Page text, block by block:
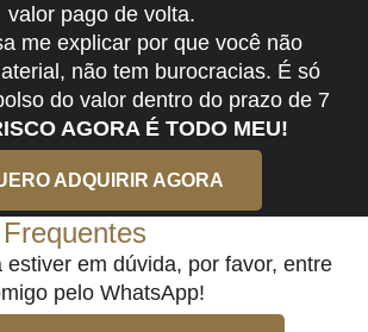
valor pago de volta.
me explicar por que você não
não tem burocracias. É só
do valor dentro do prazo de 7
AGORA É TODO MEU!
ADQUIRIR AGORA
estiver em dúvida, por favor, entre
pelo WhatsApp!